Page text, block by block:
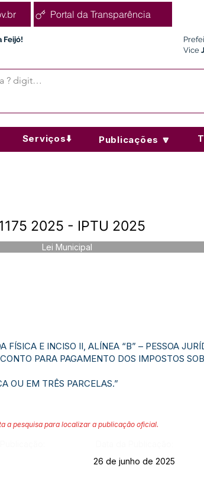
Portal da Transparência
Feijó!
Vice
Serviços⬇️ Publicações 🔽
2025 - IPTU 2025
Lei Municipal
FÍSICA E INCISO II, ALÍNEA “B” – PESSOA
PARA PAGAMENTO DOS IMPOSTOS
OU EM TRÊS PARCELAS.”
a pesquisa para localizar a publicação oficial.
26 de junho de 2025